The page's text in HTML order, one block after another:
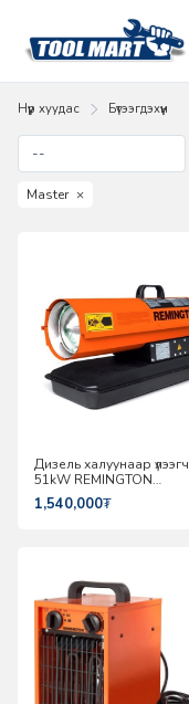
Нүүр хуудас Бүтээгдэхүүн
Master ×
Дизель халуунаар үлээгч
51kW REMINGTON
REM36CEC
1,540,000₮